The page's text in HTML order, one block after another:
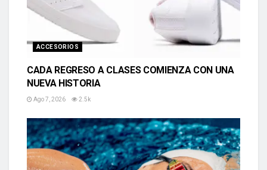
ACCESORIOS
CADA REGRESO A CLASES COMIENZA CON UNA
NUEVA HISTORIA
Ago 7, 2026 2.5k